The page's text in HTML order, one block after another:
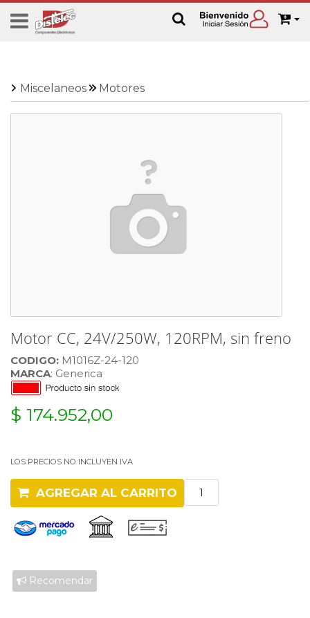
Miscelaneos Motores
Motor CC, 24V/250W, 120RPM, sin freno
CODIGO: M1016Z-24-120
MARCA: Generica
$ 174.952,00
LOS PRECIOS NO INCLUYEN IVA
AGREGAR AL CARRITO
Recomendar